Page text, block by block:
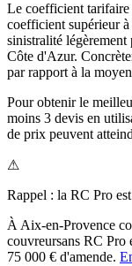
Le coefficient tarifaire
coefficient supérieur
sinistralité
Côte d'Azur.
par rapport à la
Pour obtenir le
moins 3 devis en
de prix peuvent
⚠
Rappel : la RC Pro
À Aix-en-Provence
couvreursans RC Pro
75 000 € d'amende.